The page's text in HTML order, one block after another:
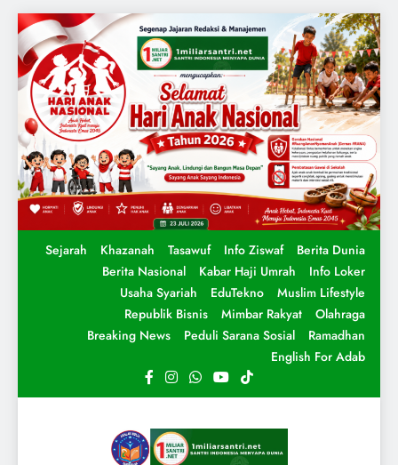
Sejarah Khazanah Tasawuf Info Ziswaf
Berita Dunia
Berita Nasional
Kabar Haji Umrah
Info Loker
Usaha Syariah
EduTekno
Muslim Lifestyle
Republik Bisnis
Mimbar Rakyat
Olahraga
Breaking News
Peduli Sarana Sosial
Ramadhan
English For Adab